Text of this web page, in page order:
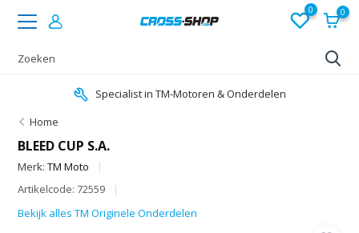
0 0
Specialist in TM-Motoren & Onderdelen
Home
BLEED CUP S.A.
Merk:TM Moto
Artikelcode: 72559
Bekijk alles TM Originele Onderdelen